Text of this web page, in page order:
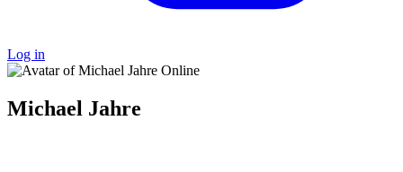
Log in
Online
Michael Jahre